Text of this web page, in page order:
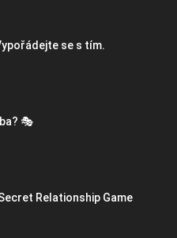
se s tím.
🎭
Relationship Game